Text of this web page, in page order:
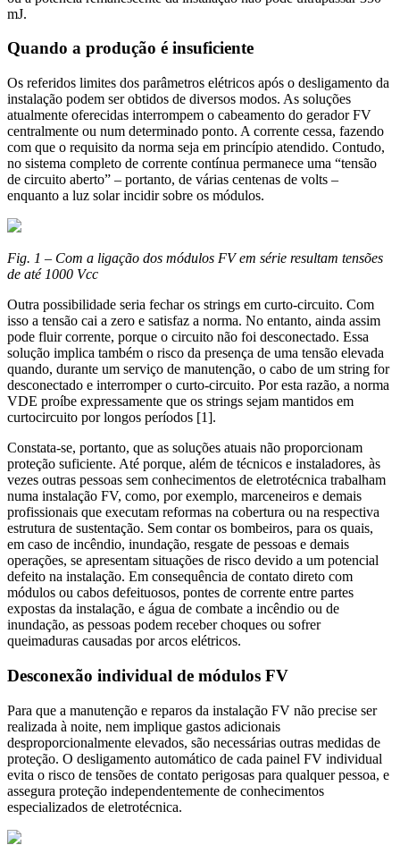
mJ.
Quando a produção é insuficiente
Os referidos limites dos parâmetros elétricos após o desligamento da
instalação podem ser obtidos de diversos modos. As soluções
atualmente oferecidas interrompem o cabeamento do gerador FV
centralmente ou num determinado ponto. A corrente cessa, fazendo
com que o requisito da norma seja em princípio atendido. Contudo,
no sistema completo de corrente contínua permanece uma “tensão
de circuito aberto” – portanto, de várias centenas de volts –
enquanto a luz solar incidir sobre os módulos.
Fig. 1 – Com a ligação dos módulos FV em série resultam tensões
de até 1000 Vcc
Outra possibilidade seria fechar os strings em curto-circuito. Com
isso a tensão cai a zero e satisfaz a norma. No entanto, ainda assim
pode fluir corrente, porque o circuito não foi desconectado. Essa
solução implica também o risco da presença de uma tensão elevada
quando, durante um serviço de manutenção, o cabo de um string for
desconectado e interromper o curto-circuito. Por esta razão, a norma
VDE proíbe expressamente que os strings sejam mantidos em
curtocircuito por longos períodos [1].
Constata-se, portanto, que as soluções atuais não proporcionam
proteção suficiente. Até porque, além de técnicos e instaladores, às
vezes outras pessoas sem conhecimentos de eletrotécnica trabalham
numa instalação FV, como, por exemplo, marceneiros e demais
profissionais que executam reformas na cobertura ou na respectiva
estrutura de sustentação. Sem contar os bombeiros, para os quais,
em caso de incêndio, inundação, resgate de pessoas e demais
operações, se apresentam situações de risco devido a um potencial
defeito na instalação. Em consequência de contato direto com
módulos ou cabos defeituosos, pontes de corrente entre partes
expostas da instalação, e água de combate a incêndio ou de
inundação, as pessoas podem receber choques ou sofrer
queimaduras causadas por arcos elétricos.
Desconexão individual de módulos FV
Para que a manutenção e reparos da instalação FV não precise ser
realizada à noite, nem implique gastos adicionais
desproporcionalmente elevados, são necessárias outras medidas de
proteção. O desligamento automático de cada painel FV individual
evita o risco de tensões de contato perigosas para qualquer pessoa, e
assegura proteção independentemente de conhecimentos
especializados de eletrotécnica.